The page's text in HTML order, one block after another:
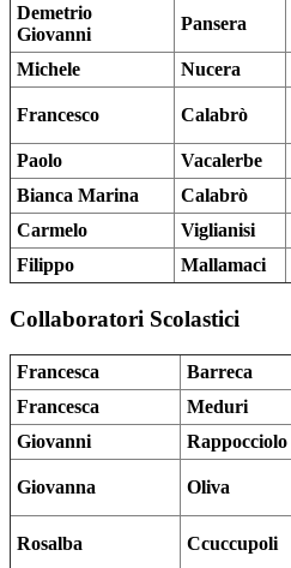
Demetrio
Giovanni
Pansera
Michele Nucera
Francesco Calabrò
Paolo
Vacalerbe
Bianca Marina
Calabrò
Carmelo
Viglianisi
Filippo
Mallamaci
Collaboratori Scolastici
Francesca Barreca
Francesca
Meduri
Giovanni
Rappocciolo
Giovanna Oliva
Rosalba Ccuccupoli